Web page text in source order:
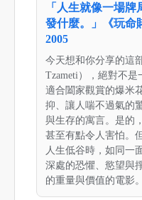
「人生就像一場
發什麼。」《玩命
2005
今天想和你分享的這
Tzameti），絕對不
適合闔家觀賞的爆米
抑、讓人喘不過氣的
與生存的寓言。是的
甚至有點令人害怕。
人生低谷時，如同一
深處的恐懼、慾望與
的重量與價值的電影。